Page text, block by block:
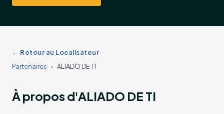
← Retour au Localisateur
Partenaires › ALIADO DE TI
À propos d'ALIADO DE TI